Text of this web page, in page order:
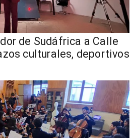
de Sudáfrica a Calle
culturales, deportivos